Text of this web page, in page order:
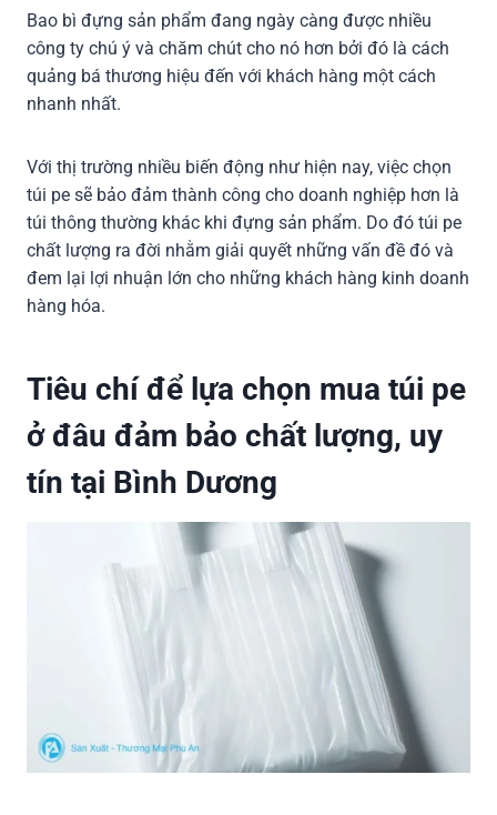
Bao bì đựng sản phẩm đang ngày càng được nhiều
công ty chú ý và chăm chút cho nó hơn bởi đó là cách
quảng bá thương hiệu đến với khách hàng một cách
nhanh nhất.
Với thị trường nhiều biến động như hiện nay, việc chọn
túi pe sẽ bảo đảm thành công cho doanh nghiệp hơn là
túi thông thường khác khi đựng sản phẩm. Do đó túi pe
chất lượng ra đời nhằm giải quyết những vấn đề đó và
đem lại lợi nhuận lớn cho những khách hàng kinh doanh
hàng hóa.
Tiêu chí để lựa chọn mua túi pe
ở đâu đảm bảo chất lượng, uy
tín tại Bình Dương